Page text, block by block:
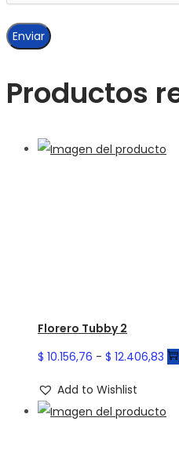
Productos
Florero Tubby 2
$ 10.156,76 - $ 12.406,83
Add to Wishlist